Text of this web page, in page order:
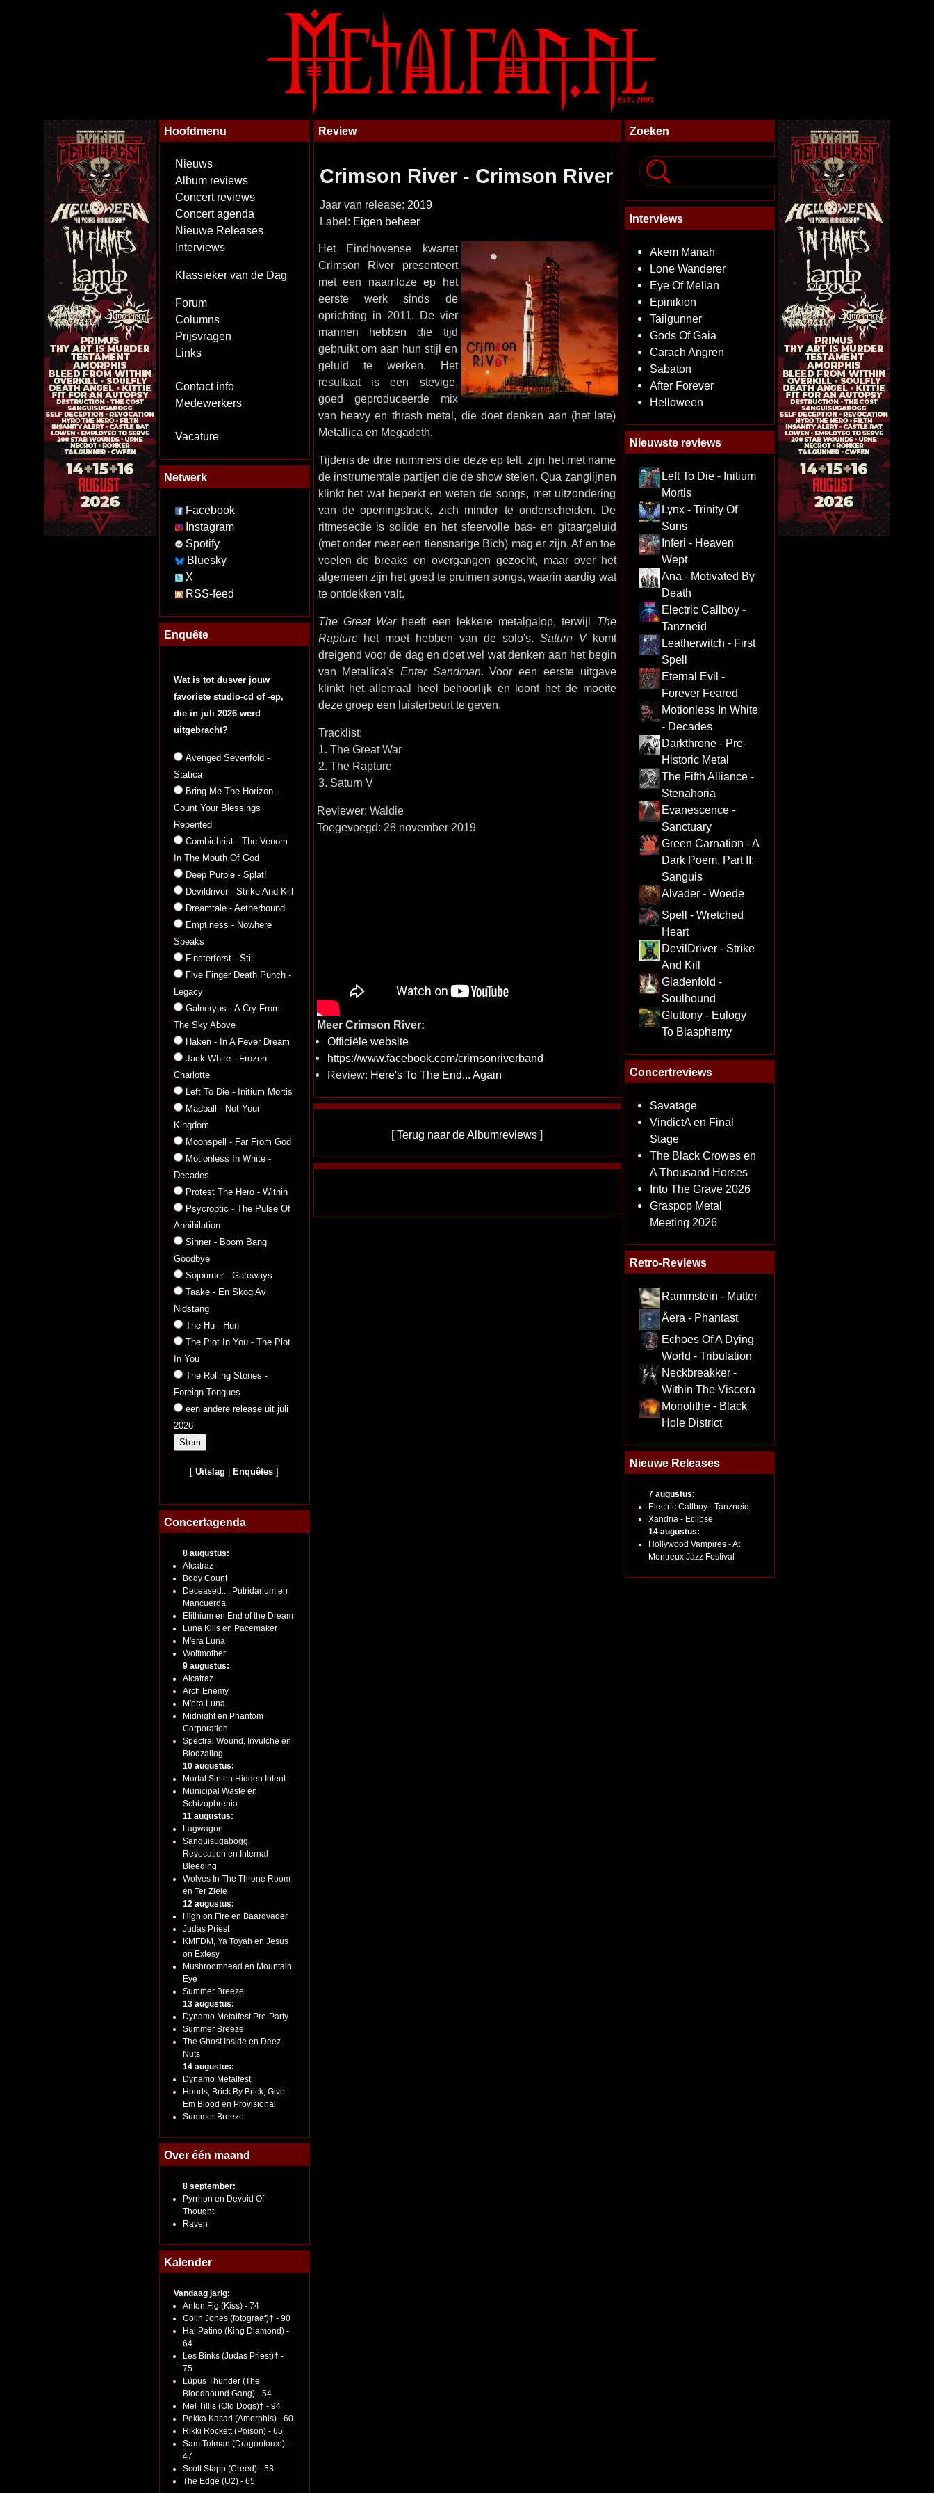
Hoofdmenu
Nieuws
Album reviews
Concert reviews
Concert agenda
Nieuwe Releases
Interviews
Klassieker van de Dag
Forum
Columns
Prijsvragen
Links
Contact info
Medewerkers
Vacature
Netwerk
Facebook
Instagram
Spotify
Bluesky
X
RSS-feed
Enquête
Wat is tot dusver jouw
favoriete studio-cd of -ep,
die in juli 2026 werd
uitgebracht?
Avenged Sevenfold -
Statica
Bring Me The Horizon -
Count Your Blessings
Repented
Combichrist - The Venom
In The Mouth Of God
Deep Purple - Splat!
Devildriver - Strike And Kill
Dreamtale - Aetherbound
Emptiness - Nowhere
Speaks
Finsterforst - Still
Five Finger Death Punch -
Legacy
Galneryus - A Cry From
The Sky Above
Haken - In A Fever Dream
Jack White - Frozen
Charlotte
Left To Die - Initium Mortis
Madball - Not Your
Kingdom
Moonspell - Far From God
Motionless In White -
Decades
Protest The Hero - Within
Psycroptic - The Pulse Of
Annihilation
Sinner - Boom Bang
Goodbye
Sojourner - Gateways
Taake - En Skog Av
Nidstang
The Hu - Hun
The Plot In You - The Plot
In You
The Rolling Stones -
Foreign Tongues
een andere release uit juli
2026
[Uitslag Enquêtes ]
Concertagenda
8 augustus:
Alcatraz
Body Count
Deceased..., Putridarium en
Mancuerda
Elithium en End of the Dream
Luna Kills en Pacemaker
M'era Luna
Wolfmother
9 augustus:
Alcatraz
Arch Enemy
M'era Luna
Midnight en Phantom
Corporation
Spectral Wound, Invulche en
Blodzallog
10 augustus:
Mortal Sin en Hidden Intent
Municipal Waste en
Schizophrenia
11 augustus:
Lagwagon
Sanguisugabogg,
Revocation en Internal
Bleeding
Wolves In The Throne Room
en Ter Ziele
12 augustus:
High on Fire en Baardvader
Judas Priest
KMFDM, Ya Toyah en Jesus
on Extesy
Mushroomhead en Mountain
Eye
Summer Breeze
13 augustus:
Dynamo Metalfest Pre-Party
Summer Breeze
The Ghost Inside en Deez
Nuts
14 augustus:
Dynamo Metalfest
Hoods, Brick By Brick, Give
Em Blood en Provisional
Summer Breeze
Over één maand
8 september:
Pyrrhon en Devoid Of
Thought
Raven
Kalender
Vandaag jarig:
Anton Fig (Kiss) - 74
Colin Jones (fotograaf)† - 90
Hal Patino (King Diamond) -
64
Les Binks (Judas Priest)† -
75
Lüpüs Thünder (The
Bloodhound Gang) - 54
Mel Tillis (Old Dogs)† - 94
Pekka Kasari (Amorphis) - 60
Rikki Rockett (Poison) - 65
Sam Totman (Dragonforce) -
47
Scott Stapp (Creed) - 53
The Edge (U2) - 65
Review
Crimson River - Crimson River
Jaar van release: 2019
Label: Eigen beheer
Het Eindhovense kwartet
Crimson River presenteert
met een naamloze ep het
eerste werk sinds de
oprichting in 2011. De vier
mannen hebben die tijd
gebruikt om aan hun stijl en
geluid te werken. Het
resultaat is een stevige,
goed geproduceerde mix
van heavy en thrash metal, die doet denken aan (het late)
Metallica en Megadeth.
Tijdens de drie nummers die deze ep telt, zijn het met name
de instrumentale partijen die de show stelen. Qua zanglijnen
klinkt het wat beperkt en weten de songs, met uitzondering
van de openingstrack, zich minder te onderscheiden. De
ritmesectie is solide en het sfeervolle bas- en gitaargeluid
(met onder meer een tiensnarige Bich) mag er zijn. Af en toe
voelen de breaks en overgangen gezocht, maar over het
algemeen zijn het goed te pruimen songs, waarin aardig wat
te ontdekken valt.
The Great Warheeft een lekkere metalgalop, terwijl The
Rapturehet moet hebben van de solo's. Saturn Vkomt
dreigend voor de dag en doet wel wat denken aan het begin
van Metallica's Enter Sandman. Voor een eerste uitgave
klinkt het allemaal heel behoorlijk en loont het de moeite
deze groep een luisterbeurt te geven.
Tracklist:
1. The Great War
2. The Rapture
3. Saturn V
Reviewer: Waldie
Toegevoegd: 28 november 2019
Meer Crimson River:
Officiële website
https://www.facebook.com/crimsonriverband
Review: Here's To The End... Again
[Terug naar de Albumreviews ]
Zoeken
Interviews
Akem Manah
Lone Wanderer
Eye Of Melian
Epinikion
Tailgunner
Gods Of Gaia
Carach Angren
Sabaton
After Forever
Helloween
Nieuwste reviews
Left To Die - Initium
Mortis
Lynx - Trinity Of
Suns
Inferi - Heaven
Wept
Ana - Motivated By
Death
Electric Callboy -
Tanzneid
Leatherwitch - First
Spell
Eternal Evil -
Forever Feared
Motionless In White
- Decades
Darkthrone - Pre-
Historic Metal
The Fifth Alliance -
Stenahoria
Evanescence -
Sanctuary
Green Carnation - A
Dark Poem, Part II:
Sanguis
Alvader - Woede
Spell - Wretched
Heart
DevilDriver - Strike
And Kill
Gladenfold -
Soulbound
Gluttony - Eulogy
To Blasphemy
Concertreviews
Savatage
VindictA en Final
Stage
The Black Crowes en
A Thousand Horses
Into The Grave 2026
Graspop Metal
Meeting 2026
Retro-Reviews
Rammstein - Mutter
Äera - Phantast
Echoes Of A Dying
World - Tribulation
Neckbreakker -
Within The Viscera
Monolithe - Black
Hole District
Nieuwe Releases
7 augustus:
Electric Callboy - Tanzneid
Xandria - Eclipse
14 augustus:
Hollywood Vampires - At
Montreux Jazz Festival